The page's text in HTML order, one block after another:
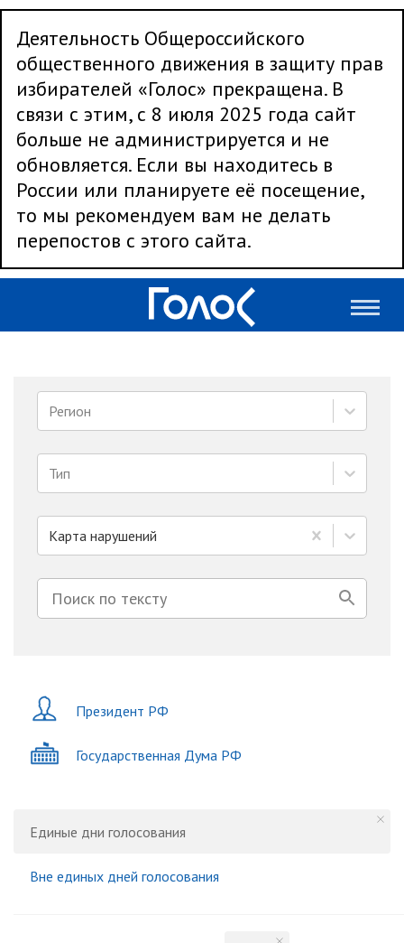
Деятельность Общероссийского
общественного движения в защиту прав
избирателей «Голос» прекращена. В
связи с этим, с 8 июля 2025 года сайт
больше не администрируется и не
обновляется. Если вы находитесь в
России или планируете её посещение,
то мы рекомендуем вам не делать
перепостов с этого сайта.
Регион
Тип
Карта нарушений
Президент РФ
Государственная Дума РФ
Единые дни голосования
Вне единых дней голосования